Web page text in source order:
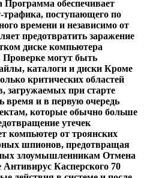
Программа обеспечивает
трафика, поступающего по
времени и независимо от
предотвратить заражение
диске компьютера
могут быть
каталоги и диски Кроме
критических областей
загружаемых при старте
время и в первую очередь
которые обычно больше
утечек
компьютер от троянских
шпионов, предотвращая
злоумышленникам Отмена
Касперского 70